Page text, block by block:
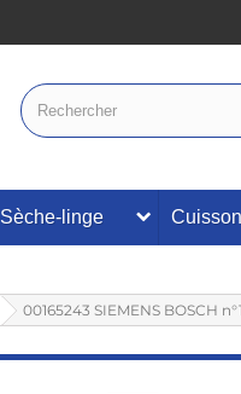
Sèche-linge Cuisson
00165243 SIEMENS BOSCH